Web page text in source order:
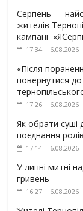
Серпень —
жителів
кампанії
17:34 | 6.08.2026
«Після
повернутися до
17:26 | 6.08.2026
Як обрати суші
поєднання ролів
17:14 | 6.08.2026
У липні митні
гривень
16:27 | 6.08.2026